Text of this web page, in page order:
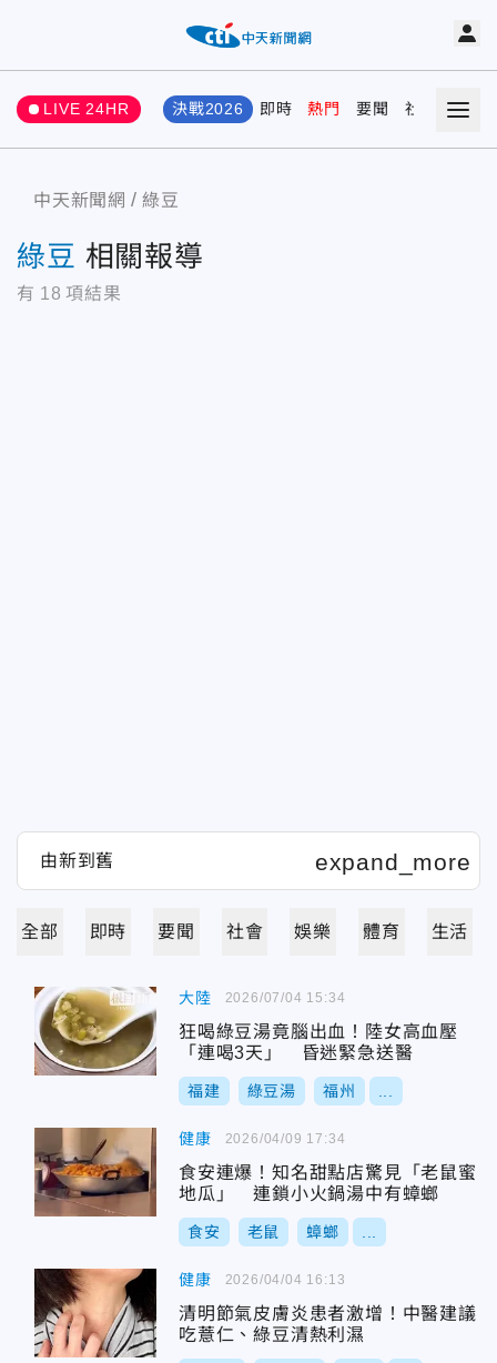
LIVE 24HR 決戰2026 即時 熱門 要聞 社會 娛樂
中天新聞網 綠豆
綠豆 相關報導
有 18 項結果
全部 即時 要聞 社會 娛樂 體育 生活
大陸
狂喝綠豆湯竟腦出血！陸女高血壓
「連喝3天」 昏迷緊急送醫
福建 綠豆湯 福州
2026/07/04 15:34
健康
食安連爆！知名甜點店驚見「老鼠蜜
地瓜」 連鎖小火鍋湯中有蟑螂
食安 老鼠 蟑螂
2026/04/09 17:34
健康
清明節氣皮膚炎患者激增！中醫建議
吃薏仁、綠豆清熱利濕
2026/04/04 16:13